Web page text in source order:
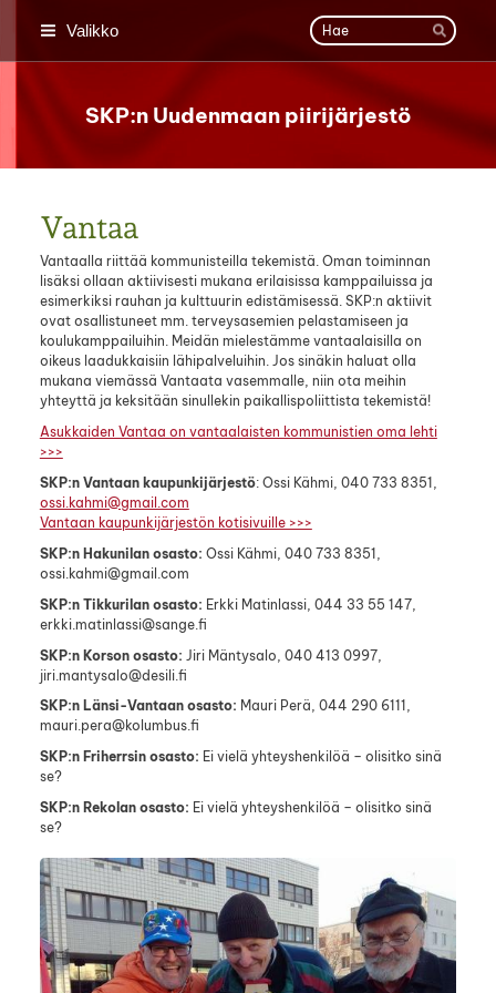
Siirry
sivun
sisältöön
Valikko Haku
Hae
SKP:n Uudenmaan piirijärjestö
Vantaa
Vantaalla riittää kommunisteilla tekemistä. Oman toiminnan
lisäksi ollaan aktiivisesti mukana erilaisissa kamppailuissa ja
esimerkiksi rauhan ja kulttuurin edistämisessä. SKP:n aktiivit
ovat osallistuneet mm. terveysasemien pelastamiseen ja
koulukamppailuihin. Meidän mielestämme vantaalaisilla on
oikeus laadukkaisiin lähipalveluihin. Jos sinäkin haluat olla
mukana viemässä Vantaata vasemmalle, niin ota meihin
yhteyttä ja keksitään sinullekin paikallispoliittista tekemistä!
Asukkaiden Vantaa on vantaalaisten kommunistien oma lehti
>>>
SKP:n Vantaan kaupunkijärjestö: Ossi Kähmi, 040 733 8351,
ossi.kahmi@gmail.com
Vantaan kaupunkijärjestön kotisivuille >>>
SKP:n Hakunilan osasto: Ossi Kähmi, 040 733 8351,
ossi.kahmi@gmail.com
SKP:n Tikkurilan osasto: Erkki Matinlassi, 044 33 55 147,
erkki.matinlassi@sange.fi
SKP:n Korson osasto: Jiri Mäntysalo, 040 413 0997,
jiri.mantysalo@desili.fi
SKP:n Länsi-Vantaan osasto: Mauri Perä, 044 290 6111,
mauri.pera@kolumbus.fi
SKP:n Friherrsin osasto: Ei vielä yhteyshenkilöä – olisitko sinä
se?
SKP:n Rekolan osasto: Ei vielä yhteyshenkilöä – olisitko sinä
se?